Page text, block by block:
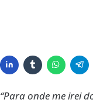
“Para onde me irei